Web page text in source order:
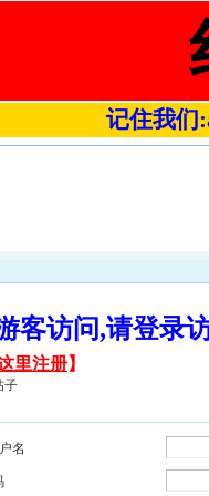
记住我们
客访问,请登
里注册】
子
名